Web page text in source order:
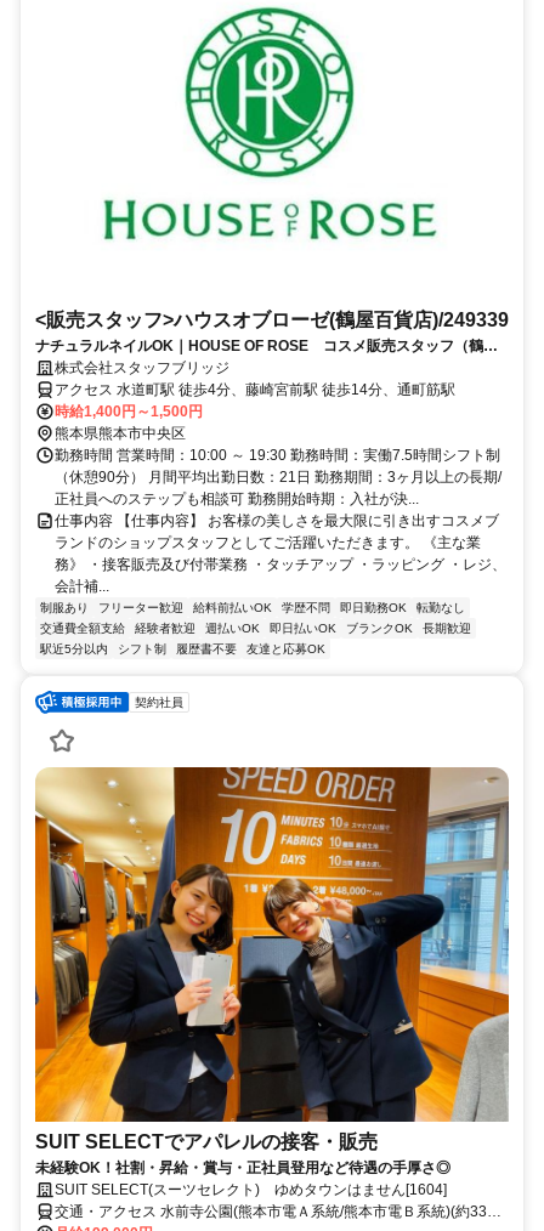
<販売スタッフ>ハウスオブローゼ(鶴屋百貨店)/249339
ナチュラルネイルOK｜HOUSE OF ROSE コスメ販売スタッフ（鶴屋
百貨店）前払い対応あり
株式会社スタッフブリッジ
アクセス 水道町駅 徒歩4分、藤崎宮前駅 徒歩14分、通町筋駅
時給1,400円～1,500円
熊本県熊本市中央区
勤務時間 営業時間：10:00 ～ 19:30 勤務時間：実働7.5時間シフト制
（休憩90分） 月間平均出勤日数：21日 勤務期間：3ヶ月以上の長期/
正社員へのステップも相談可 勤務開始時期：入社が決...
仕事内容 【仕事内容】 お客様の美しさを最大限に引き出すコスメブ
ランドのショップスタッフとしてご活躍いただきます。 《主な業
務》 ・接客販売及び付帯業務 ・タッチアップ ・ラッピング ・レジ、
会計補...
制服あり フリーター歓迎 給料前払いOK 学歴不問 即日勤務OK
転勤なし
交通費全額支給
経験者歓迎 週払いOK 即日払いOK ブランクOK
長期歓迎
駅近5分以内
シフト制 履歴書不要 友達と応募OK
契約社員
SUIT SELECTでアパレルの接客・販売
未経験OK！社割・昇給・賞与・正社員登用など待遇の手厚さ◎
SUIT SELECT(スーツセレクト) ゆめタウンはません[1604]
交通・アクセス 水前寺公園(熊本市電Ａ系統/熊本市電Ｂ系統)(約33分)